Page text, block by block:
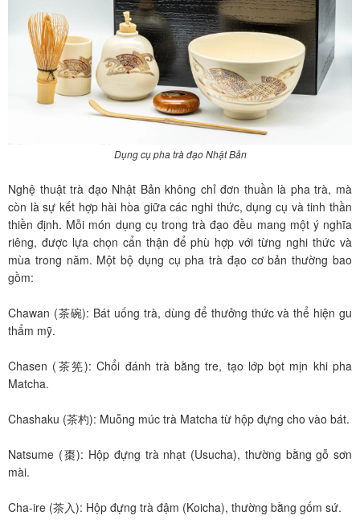
Dụng cụ pha trà đạo Nhật Bản
Nghệ thuật trà đạo Nhật Bản không chỉ đơn thuần là pha trà, mà
còn là sự kết hợp hài hòa giữa các nghi thức, dụng cụ và tinh thần
thiền định. Mỗi món dụng cụ trong trà đạo đều mang một ý nghĩa
riêng, được lựa chọn cẩn thận để phù hợp với từng nghi thức và
mùa trong năm. Một bộ dụng cụ pha trà đạo cơ bản thường bao
gồm:
Chawan (茶碗): Bát uống trà, dùng để thưởng thức và thể hiện gu
thẩm mỹ.
Chasen (茶筅): Chổi đánh trà bằng tre, tạo lớp bọt mịn khi pha
Matcha.
Chashaku (茶杓): Muỗng múc trà Matcha từ hộp đựng cho vào bát.
Natsume (棗): Hộp đựng trà nhạt (Usucha), thường bằng gỗ sơn
mài.
Cha-ire (茶入): Hộp đựng trà đậm (Koicha), thường bằng gốm sứ.